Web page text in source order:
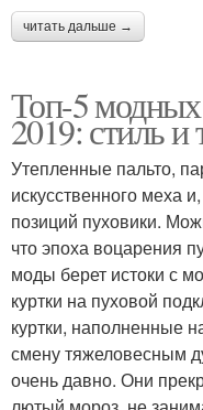
читать дальше →
Топ-5 модных
2019: стиль и
Утепленные пальто,
искусственного меха
позиций пуховики.
что эпоха воцарения
моды берет истоки с
куртки на пуховой
куртки, наполненные
смену тяжеловесным
очень давно. Они